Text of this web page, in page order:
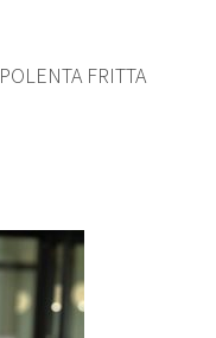
POLENTA FRITTA